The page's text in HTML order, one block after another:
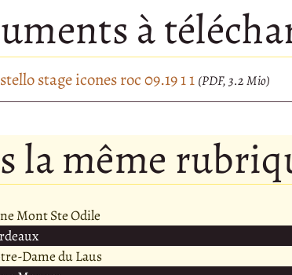
à
stage icones roc 09.19 1 1 (PDF, 3.2 Mio)
la même
Mont Ste Odile
Dame du Laus